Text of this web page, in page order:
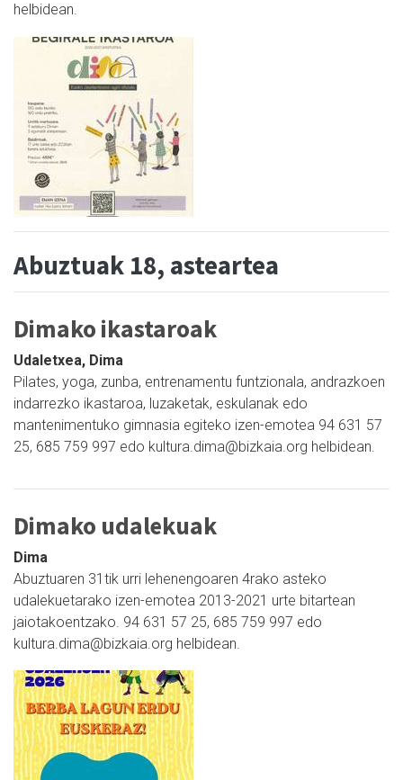
helbidean.
Abuztuak 18, asteartea
Dimako ikastaroak
Udaletxea, Dima
Pilates, yoga, zunba, entrenamentu funtzionala, andrazkoen
indarrezko ikastaroa, luzaketak, eskulanak edo
mantenimentuko gimnasia egiteko izen-emotea 94 631 57
25, 685 759 997 edo kultura.dima@bizkaia.org helbidean.
Dimako udalekuak
Dima
Abuztuaren 31tik urri lehenengoaren 4rako asteko
udalekuetarako izen-emotea 2013-2021 urte bitartean
jaiotakoentzako. 94 631 57 25, 685 759 997 edo
kultura.dima@bizkaia.org helbidean.